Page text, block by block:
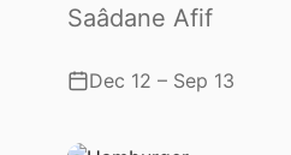
Saâdane Afif
Dec 12 – Sep 13